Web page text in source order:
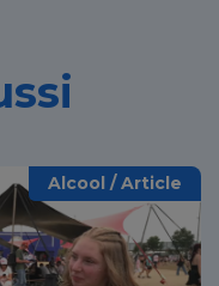
Alcool / Article